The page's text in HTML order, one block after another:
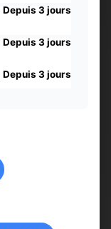
Depuis 3 jours
Depuis 3 jours
Depuis 3 jours